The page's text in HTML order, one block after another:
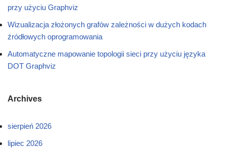
przy użyciu Graphviz
Wizualizacja złożonych grafów zależności w dużych kodach
źródłowych oprogramowania
Automatyczne mapowanie topologii sieci przy użyciu języka
DOT Graphviz
Archives
sierpień 2026
lipiec 2026